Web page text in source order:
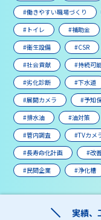
#働きやすい職場づくり
#トイレ
#補助金
#衛生設備
#CSR
#社会貢献
#持続可
#劣化診断
#下水道
#展開カメラ
#予知
#排水油
#油対策
#管内調査
#TVカメ
#長寿命化計画
#改
#民間企業
#浄化槽
実績、